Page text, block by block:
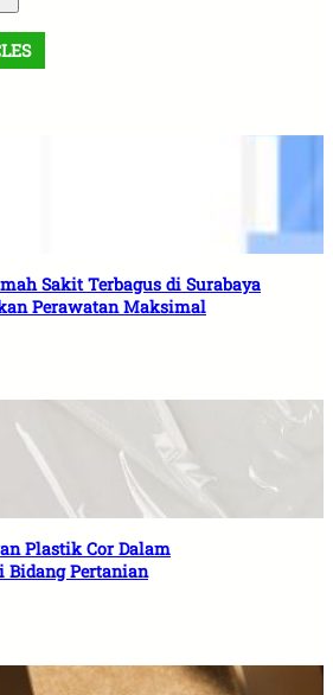
Sakit Terbagus di Surabaya
Perawatan Maksimal
Plastik Cor Dalam
Bidang Pertanian